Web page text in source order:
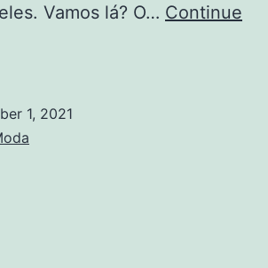
Vamos lá? O… Continue
1, 2021